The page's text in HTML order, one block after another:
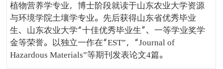
植物营养学专业，博士阶段就读于山东农业大学资源
与环境学院土壤学专业。先后获得山东省优秀毕业
生、山东农业大学“十佳优秀毕业生”、一等学业奖学
金等荣誉。以独立一作在“EST”，“Journal of
Hazardous Materials”等期刊发表论文4篇。